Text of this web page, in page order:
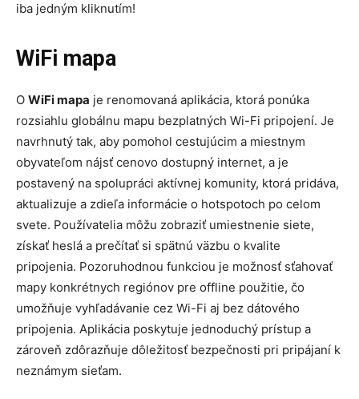
iba jedným kliknutím!
WiFi mapa
O WiFi mapa je renomovaná aplikácia, ktorá ponúka
rozsiahlu globálnu mapu bezplatných Wi-Fi pripojení. Je
navrhnutý tak, aby pomohol cestujúcim a miestnym
obyvateľom nájsť cenovo dostupný internet, a je
postavený na spolupráci aktívnej komunity, ktorá pridáva,
aktualizuje a zdieľa informácie o hotspotoch po celom
svete. Používatelia môžu zobraziť umiestnenie siete,
získať heslá a prečítať si spätnú väzbu o kvalite
pripojenia. Pozoruhodnou funkciou je možnosť sťahovať
mapy konkrétnych regiónov pre offline použitie, čo
umožňuje vyhľadávanie cez Wi-Fi aj bez dátového
pripojenia. Aplikácia poskytuje jednoduchý prístup a
zároveň zdôrazňuje dôležitosť bezpečnosti pri pripájaní k
neznámym sieťam.